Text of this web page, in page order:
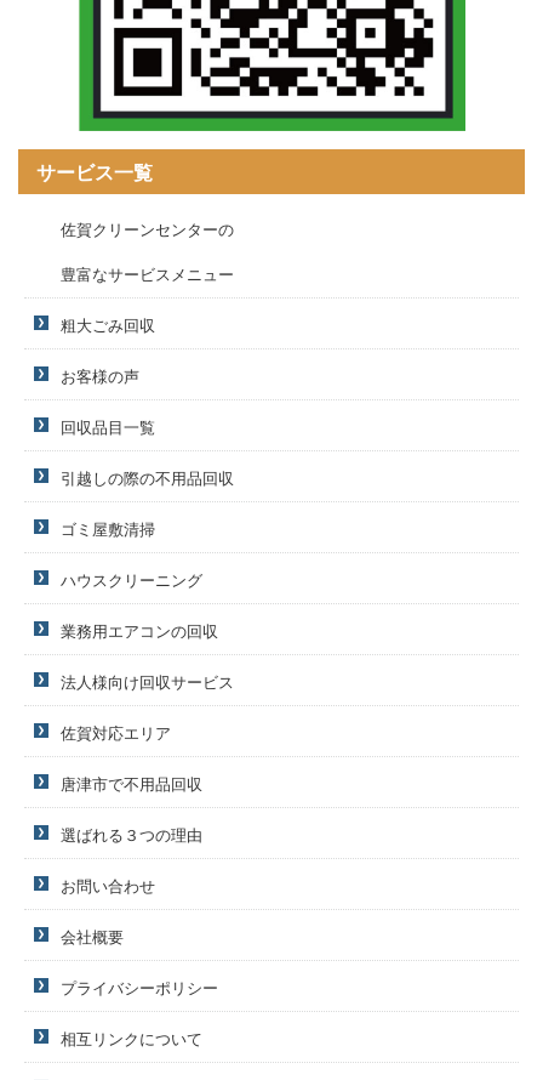
サービス一覧
佐賀クリーンセンターの
豊富なサービスメニュー
粗大ごみ回収
お客様の声
回収品目一覧
引越しの際の不用品回収
ゴミ屋敷清掃
ハウスクリーニング
業務用エアコンの回収
法人様向け回収サービス
佐賀対応エリア
唐津市で不用品回収
選ばれる３つの理由
お問い合わせ
会社概要
プライバシーポリシー
相互リンクについて